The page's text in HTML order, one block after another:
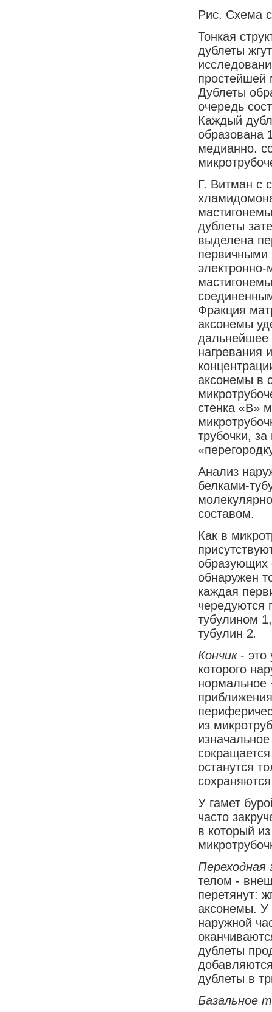
Рис. Схема
Тонкая
дублеты
простейшей
Дублеты
очередь
Каждый
образована
медианно.
Г. Витман с
дублеты
выделена
первичными
электронно-
Фракция
аксонемы
дальнейшее
нагревания
аксонемы в
стенка «В»
трубочки,
Анализ
белками-
составом.
Как в
образующих
обнаружен
каждая
чередуются
тубулином
тубулин 2.
Кончик - это
которого
нормальное
из
останутся
У гамет
часто
в который
Переходная
телом -
перетянут:
аксонемы. У
наружной
дублеты
дублеты в
Базальное